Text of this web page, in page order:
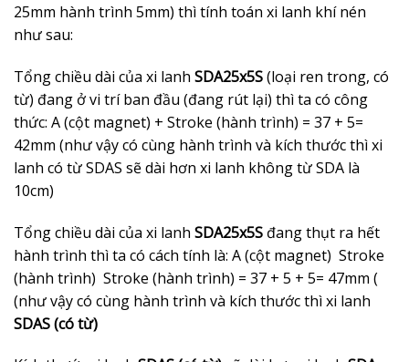
25mm hành trình 5mm) thì tính toán xi lanh khí nén
như sau:
Tổng chiều dài của xi lanh SDA25x5S(loại ren trong, có
từ) đang ở vi trí ban đầu (đang rút lại) thì ta có công
thức: A (cột magnet) + Stroke (hành trình) = 37 + 5=
42mm (như vậy có cùng hành trình và kích thước thì xi
lanh có từ SDAS sẽ dài hơn xi lanh không từ SDA là
10cm)
Tổng chiều dài của xi lanh SDA25x5S đang thụt ra hết
hành trình thì ta có cách tính là: A (cột magnet) Stroke
(hành trình) Stroke (hành trình) = 37 + 5 + 5= 47mm (
(như vậy có cùng hành trình và kích thước thì xi lanh
SDAS (có từ)